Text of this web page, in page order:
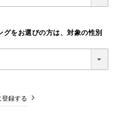
グをお選びの方は、対象の性別
登録する